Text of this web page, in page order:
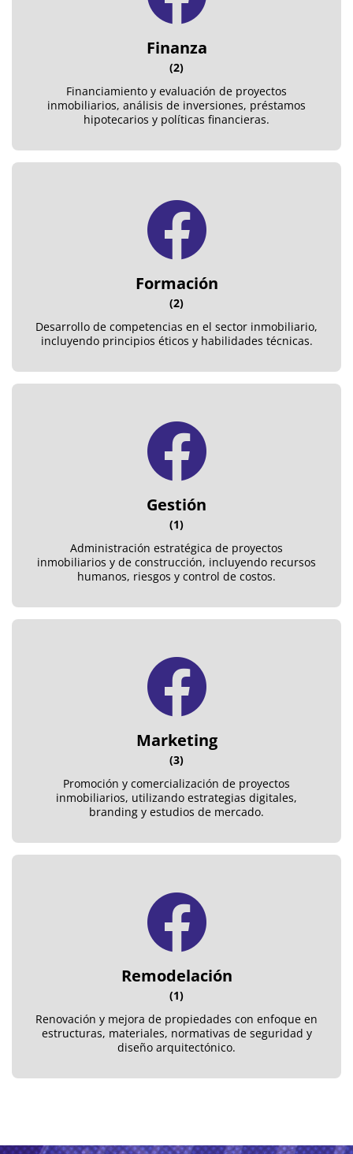
Finanza
(2)
Financiamiento y evaluación de proyectos
inmobiliarios, análisis de inversiones, préstamos
hipotecarios y políticas financieras.
Formación
(2)
Desarrollo de competencias en el sector inmobiliario,
incluyendo principios éticos y habilidades técnicas.
Gestión
(1)
Administración estratégica de proyectos
inmobiliarios y de construcción, incluyendo recursos
humanos, riesgos y control de costos.
Marketing
(3)
Promoción y comercialización de proyectos
inmobiliarios, utilizando estrategias digitales,
branding y estudios de mercado.
Remodelación
(1)
Renovación y mejora de propiedades con enfoque en
estructuras, materiales, normativas de seguridad y
diseño arquitectónico.